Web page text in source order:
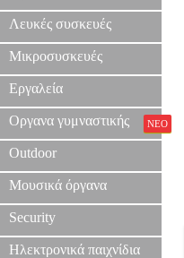
Λευκές συσκευές
Μικροσυσκευές
Εργαλεία
Οργανα γυμναστικής ΝΕΟ
Outdoor
Μουσικά όργανα
Security
Ηλεκτρονικά παιχνίδια